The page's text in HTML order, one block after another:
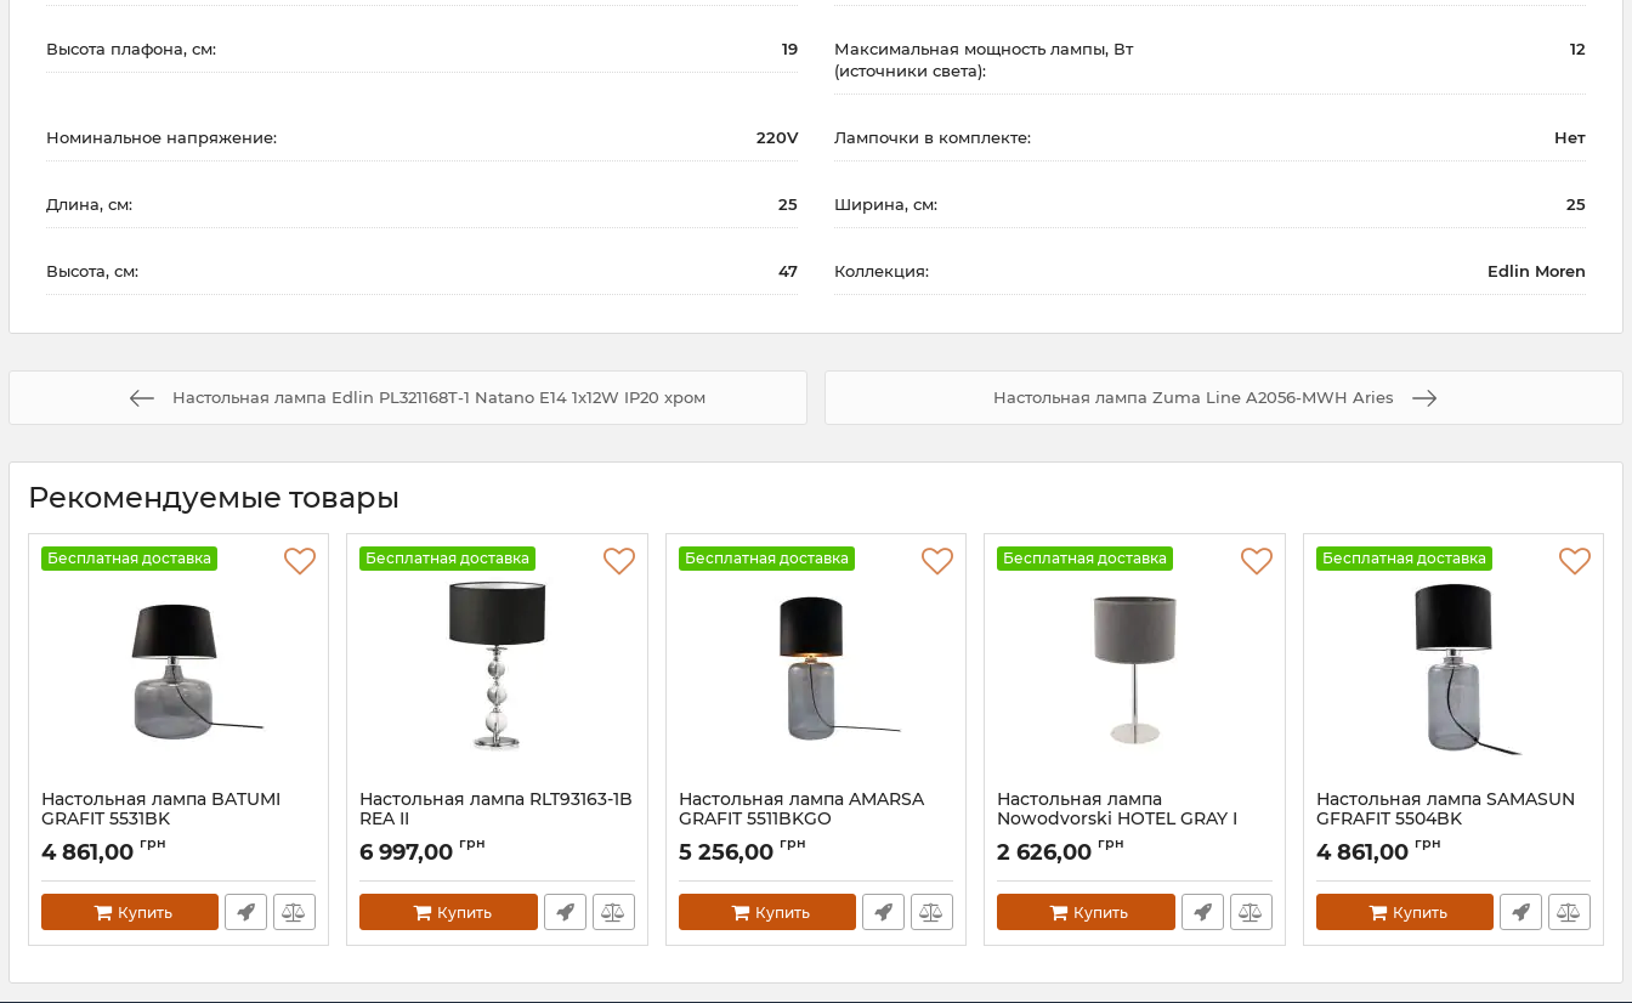
Высота плафона, см: 19
Максимальная мощность лампы, Вт
(источники света):
12
Номинальное напряжение: 220V Лампочки в комплекте: Нет
Длина, см: 25 Ширина, см: 25
Высота, см: 47 Коллекция: Edlin Moren
Настольная лампа Edlin PL321168T-1 Natano E14 1x12W IP20 хром Настольная лампа Zuma Line A2056-MWH Aries
Рекомендуемые товары
Бесплатная доставка
Настольная лампа BATUMI
GRAFIT 5531BK
Артикул: 5531BK
4 861,00 грн
Купить
Бесплатная доставка
Настольная лампа RLT93163-1B
REA II
Артикул: RLT93163-1B
6 997,00 грн
Купить
Бесплатная доставка
Настольная лампа AMARSA
GRAFIT 5511BKGO
Артикул: 5511BKGO
5 256,00 грн
Купить
Бесплатная доставка
Настольная лампа
Nowodvorski HOTEL GRAY I
Артикул: 9301
2 626,00 грн
Купить
Бесплатная доставка
Настольная лампа SAMASUN
GFRAFIT 5504BK
Артикул: 5504BK
4 861,00 грн
Купить